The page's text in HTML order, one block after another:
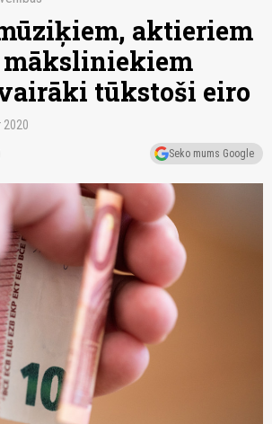
aktieriem
tūkstoši eiro
2020
Seko mums Google